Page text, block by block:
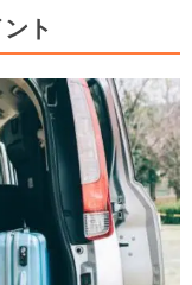
ト